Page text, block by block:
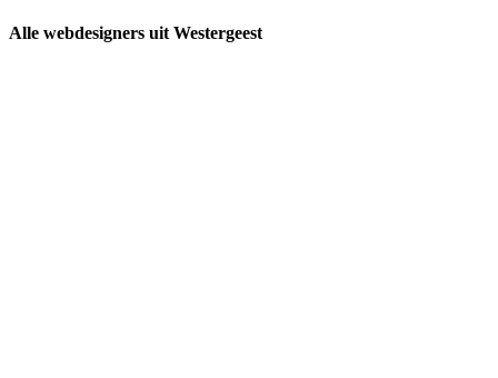
Alle webdesigners uit Westergeest